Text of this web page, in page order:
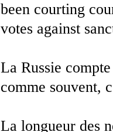
been courting
votes against
La Russie
comme souvent,
La longueur des